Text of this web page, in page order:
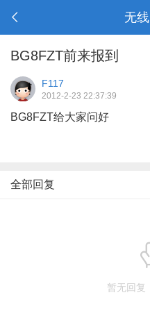
无
BG8FZT前来报到
F117
2012-2-23 22:37:39
BG8FZT给大家问好
全部回复
暂无回复